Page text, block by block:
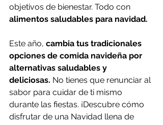
objetivos de bienestar. Todo con
alimentos saludables para navidad.
Este año, cambia tus tradicionales
opciones de comida navideña por
alternativas saludables y
deliciosas. No tienes que renunciar al
sabor para cuidar de ti mismo
durante las fiestas. ¡Descubre cómo
disfrutar de una Navidad llena de